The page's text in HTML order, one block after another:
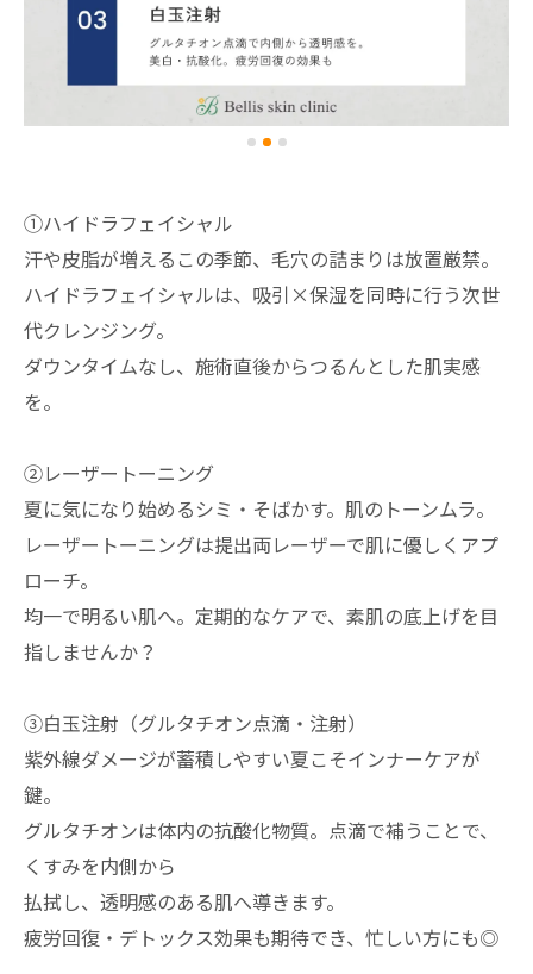
①ハイドラフェイシャル
汗や皮脂が増えるこの季節、毛穴の詰まりは放置厳禁。
ハイドラフェイシャルは、吸引×保湿を同時に行う次世
代クレンジング。
ダウンタイムなし、施術直後からつるんとした肌実感
を。
②レーザートーニング
夏に気になり始めるシミ・そばかす。肌のトーンムラ。
レーザートーニングは提出両レーザーで肌に優しくアプ
ローチ。
均一で明るい肌へ。定期的なケアで、素肌の底上げを目
指しませんか？
③白玉注射（グルタチオン点滴・注射）
紫外線ダメージが蓄積しやすい夏こそインナーケアが
鍵。
グルタチオンは体内の抗酸化物質。点滴で補うことで、
くすみを内側から
払拭し、透明感のある肌へ導きます。
疲労回復・デトックス効果も期待でき、忙しい方にも◎